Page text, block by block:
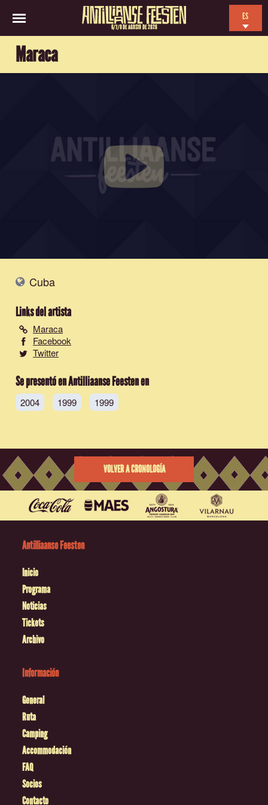
6/7/8 DE AGOSTO DE 2026
ES
Maraca
Cuba
Links del artista
Maraca
Facebook
Twitter
Se presentó en Antilliaanse Feesten en
2004 1999 1999
VOLVER A CRONOLOGÍA
Antilliaanse Feesten
Inicio
Programa
Noticias
Tickets
Archivo
Información
General
Ruta
Camping
Accommodación
FAQ
Socios
Contacto